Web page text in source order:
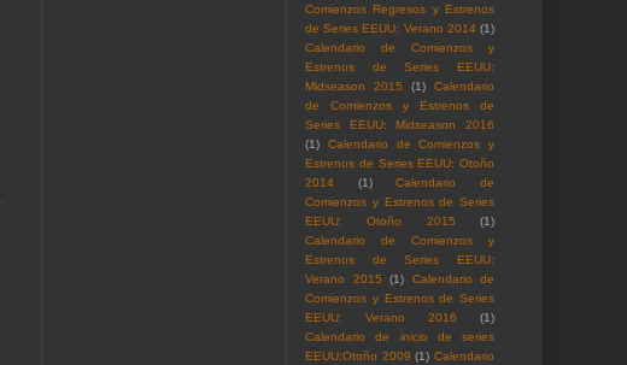
Comienzos Regresos y Estrenos
de Series EEUU: Verano 2014 (1)
Calendario de Comienzos y
Estrenos de Series EEUU:
Midseason 2015
(1)
Calendario
de Comienzos y Estrenos de
Series EEUU: Midseason 2016
(1)
Calendario de Comienzos y
Estrenos de Series EEUU: Otoño
2014
(1)
Calendario de
Comienzos y Estrenos de Series
EEUU: Otoño 2015
(1)
Calendario de Comienzos y
Estrenos de Series EEUU:
Verano 2015
(1)
Calendario de
Comienzos y Estrenos de Series
EEUU: Verano 2016
(1)
Calendario de inicio de series
EEUU:Otoño 2009 (1) Calendario